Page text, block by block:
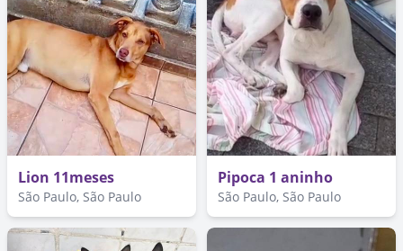
Lion 11meses
São Paulo, São Paulo
Pipoca 1 aninho
São Paulo, São Paulo